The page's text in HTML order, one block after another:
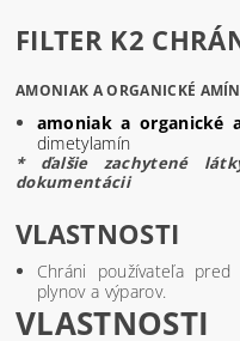
FILTER K2
AMONIAK A ORGANICKÉ
amoniak a organické
dimetylamín
* ďalšie zachytené
dokumentácii
VLASTNOSTI
Chráni používateľa
plynov a výparov.